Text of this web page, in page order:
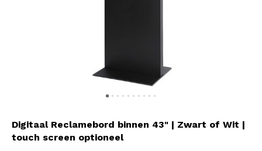
Digitaal Reclamebord binnen 43" | Zwart of Wit |
touch screen optioneel